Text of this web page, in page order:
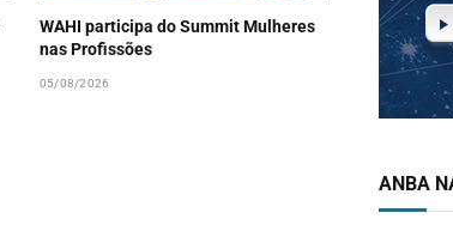
WAHI participa do Summit Mulheres
nas Profissões
05/08/2026
ANBA